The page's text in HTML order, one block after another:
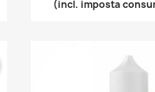
(incl. imposta